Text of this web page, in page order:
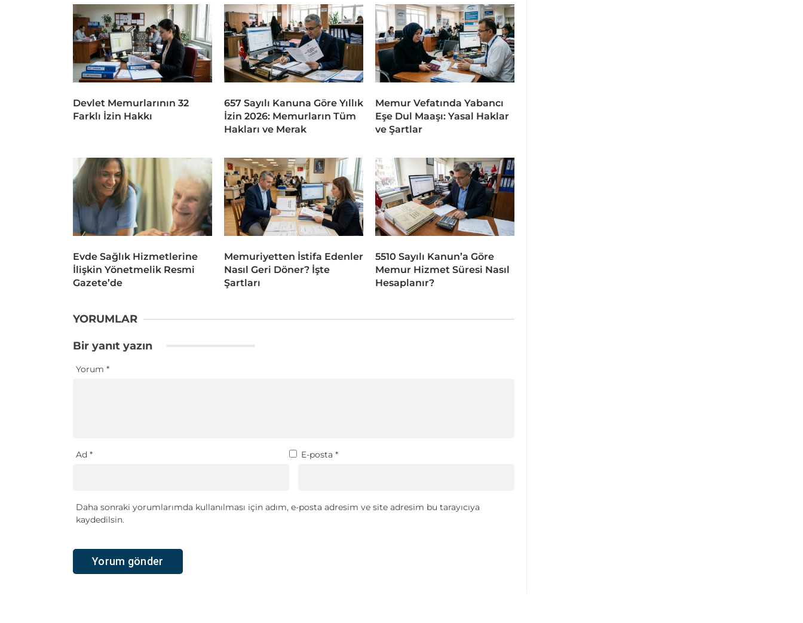
Devlet Memurlarının 32
Farklı İzin Hakkı
657 Sayılı Kanuna Göre Yıllık
İzin 2026: Memurların Tüm
Hakları ve Merak
Memur Vefatında Yabancı
Eşe Dul Maaşı: Yasal Haklar
ve Şartlar
Evde Sağlık Hizmetlerine
İlişkin Yönetmelik Resmi
Gazete’de
Memuriyetten İstifa Edenler
Nasıl Geri Döner? İşte
Şartları
5510 Sayılı Kanun’a Göre
Memur Hizmet Süresi Nasıl
Hesaplanır?
YORUMLAR
Bir yanıt yazın
Yorum *
Ad * E-posta *
Daha sonraki yorumlarımda kullanılması için adım, e-posta adresim ve site adresim bu tarayıcıya
kaydedilsin.